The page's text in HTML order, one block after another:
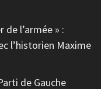
de l’armée » :
l’historien Maxime
de Gauche